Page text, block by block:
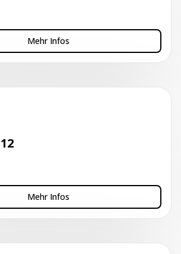
Mehr Infos
Mehr Infos